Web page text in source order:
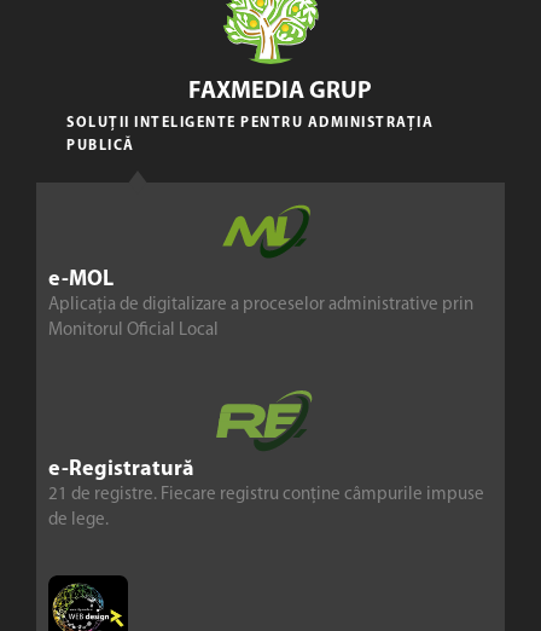
e-MOL
Aplicația de digitalizare a proceselor administrative prin
Monitorul Oficial Local
e-Registratură
21 de registre. Fiecare registru conține câmpurile impuse
de lege.
FAXMEDIA GRUP
SOLUȚII INTELIGENTE PENTRU ADMINISTRAȚIA
PUBLICĂ